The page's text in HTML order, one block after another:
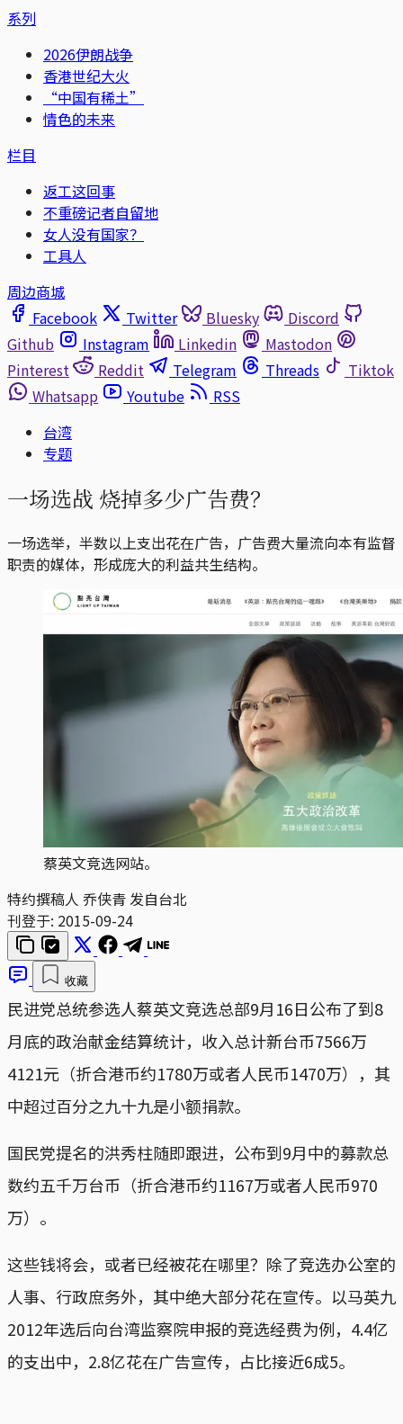
系列
2026伊朗战争
香港世纪大火
“中国有稀土”
情色的未来
栏目
返工这回事
不重磅记者自留地
女人没有国家？
工具人
周边商城
Facebook
Twitter Bluesky
Discord
Github
Instagram Linkedin
Mastodon
Pinterest
Reddit Telegram Threads
Tiktok
Whatsapp
Youtube
RSS
台湾
专题
一场选战 烧掉多少广告费？
一场选举，半数以上支出花在广告，广告费大量流向本有监督
职责的媒体，形成庞大的利益共生结构。
蔡英文竞选网站。
特约撰稿人 乔侠青 发自台北
刊登于: 2015-09-24
收藏
民进党总统参选人蔡英文竞选总部9月16日公布了到8
月底的政治献金结算统计，收入总计新台币7566万
4121元‭（折合港币约1780万或者人民币1470万‭），其
中超过百分之九十九是小额捐款。‬‬
国民党提名的洪秀柱随即跟进，公布到9月中的募款总
数约五千万台币‭（‬折合港币约1167万或者人民币970
万‭）。‬‬
这些钱将会，或者已经被花在哪里？除了竞选办公室的
人事、行政庶务外，其中绝大部分花在宣传。以马英九
2012年选后向台湾监察院申报的竞选经费为例，4.4亿
的支出中，2.8亿花在广告宣传，占比接近6成5。